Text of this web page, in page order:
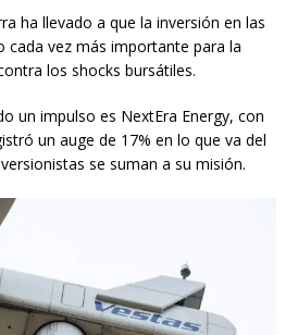
ha llevado a que la inversión en las
cada vez más importante para la
los shocks bursátiles.
un impulso es NextEra Energy, con
un auge de 17% en lo que va del
se suman a su misión.